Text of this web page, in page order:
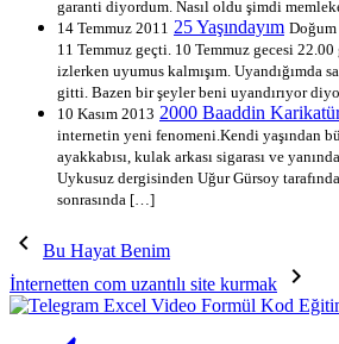
garanti diyordum. Nasıl oldu şimdi
14 Temmuz 2011 25 Yaşındayım Doğum
11 Temmuz geçti. 10 Temmuz gecesi
izlerken uyumus kalmışım. Uyandığımda
gitti. Bazen bir şeyler beni uyandırıyor
10 Kasım 2013 2000 Baaddin
internetin yeni fenomeni.Kendi yaşından
ayakkabısı, kulak arkası sigarası ve
Uykusuz dergisinden Uğur Gürsoy
sonrasında […]

Bu Hayat Benim
İnternetten com uzantılı site kurmak
